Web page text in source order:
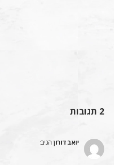
2 תגובות
יואב דורון הגיב: